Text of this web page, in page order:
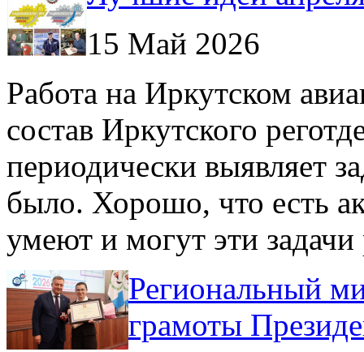
15 Май 2026
Работа на Иркутском
состав Иркутского
периодически выявляет
было. Хорошо, что есть
умеют и могут эти
Региональный
грамоты